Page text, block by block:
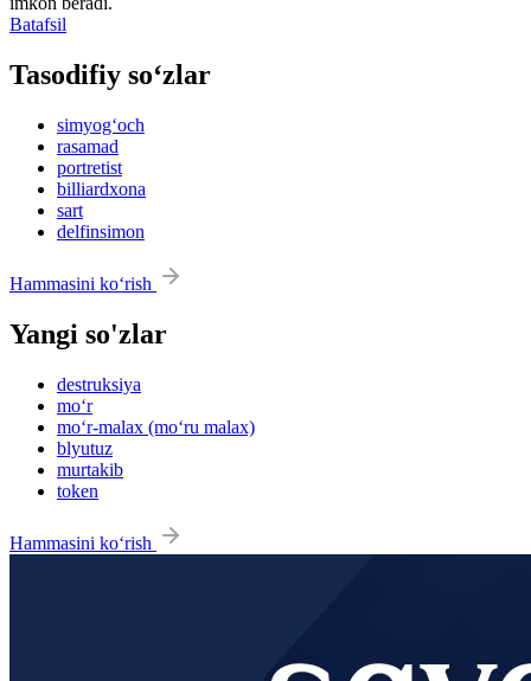
Batafsil
Tasodifiy so‘zlar
simyog‘och
rasamad
portretist
billiardxona
sart
delfinsimon
Hammasini ko‘rish
Yangi so'zlar
destruksiya
mo‘r
mo‘r-malax (mo‘ru malax)
blyutuz
murtakib
token
Hammasini ko‘rish